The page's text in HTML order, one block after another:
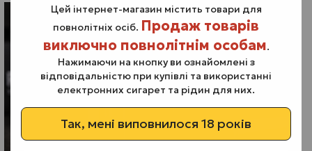
Цей інтернет-магазин містить товари для
повнолітніх осіб. Продаж товарів
виключно повнолітнім особам.
Нажимаючи на кнопку ви ознайомлені з
відповідальністю при купівлі та використанні
електронних сигарет та рідин для них.
Так, мені виповнилося 18 років